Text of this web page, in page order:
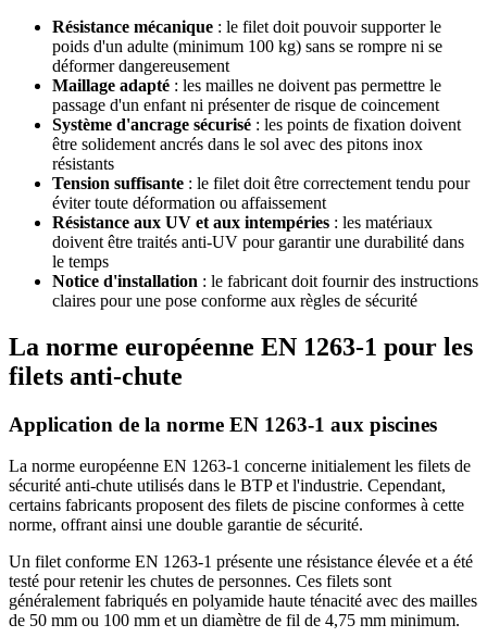
Résistance mécanique : le filet doit pouvoir supporter le
poids d'un adulte (minimum 100 kg) sans se rompre ni se
déformer dangereusement
Maillage adapté : les mailles ne doivent pas permettre le
passage d'un enfant ni présenter de risque de coincement
Système d'ancrage sécurisé : les points de fixation doivent
être solidement ancrés dans le sol avec des pitons inox
résistants
Tension suffisante : le filet doit être correctement tendu pour
éviter toute déformation ou affaissement
Résistance aux UV et aux intempéries : les matériaux
doivent être traités anti-UV pour garantir une durabilité dans
le temps
Notice d'installation : le fabricant doit fournir des instructions
claires pour une pose conforme aux règles de sécurité
La norme européenne EN 1263-1 pour les
filets anti-chute
Application de la norme EN 1263-1 aux piscines
La norme européenne EN 1263-1 concerne initialement les filets de
sécurité anti-chute utilisés dans le BTP et l'industrie. Cependant,
certains fabricants proposent des filets de piscine conformes à cette
norme, offrant ainsi une double garantie de sécurité.
Un filet conforme EN 1263-1 présente une résistance élevée et a été
testé pour retenir les chutes de personnes. Ces filets sont
généralement fabriqués en polyamide haute ténacité avec des mailles
de 50 mm ou 100 mm et un diamètre de fil de 4,75 mm minimum.